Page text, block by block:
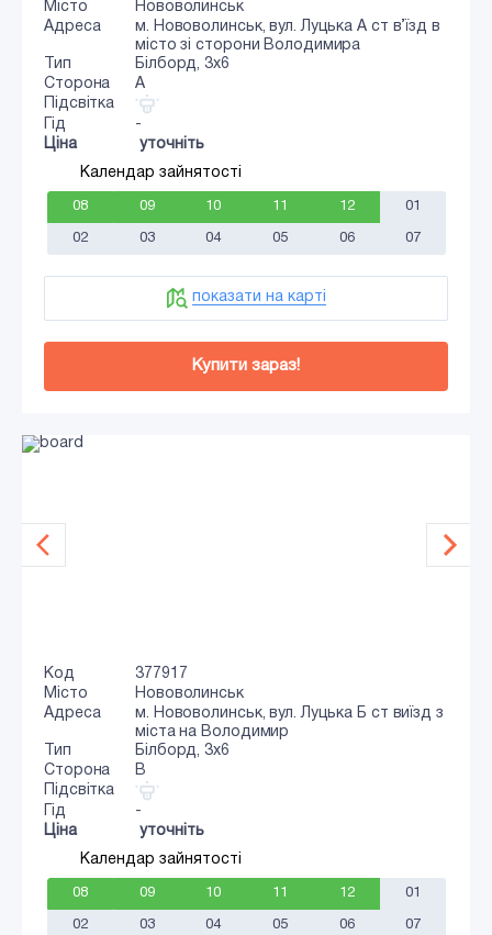
Місто
Нововолинськ
Адреса
м. Нововолинськ, вул. Луцька А ст в’їзд в
місто зі сторони Володимира
Тип
Білборд, 3х6
Сторона
A
Підсвітка
Гід
-
Ціна
уточніть
Календар зайнятості
08 09 10 11 12 01
02 03 04 05 06 07
показати на карті
Купити зараз!
Код
377917
Місто
Нововолинськ
Адреса
м. Нововолинськ, вул. Луцька Б ст виїзд з
міста на Володимир
Тип
Білборд, 3х6
Сторона
B
Підсвітка
Гід
-
Ціна
уточніть
Календар зайнятості
08 09 10 11 12 01
02 03 04 05 06 07